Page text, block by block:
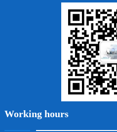
Working hours